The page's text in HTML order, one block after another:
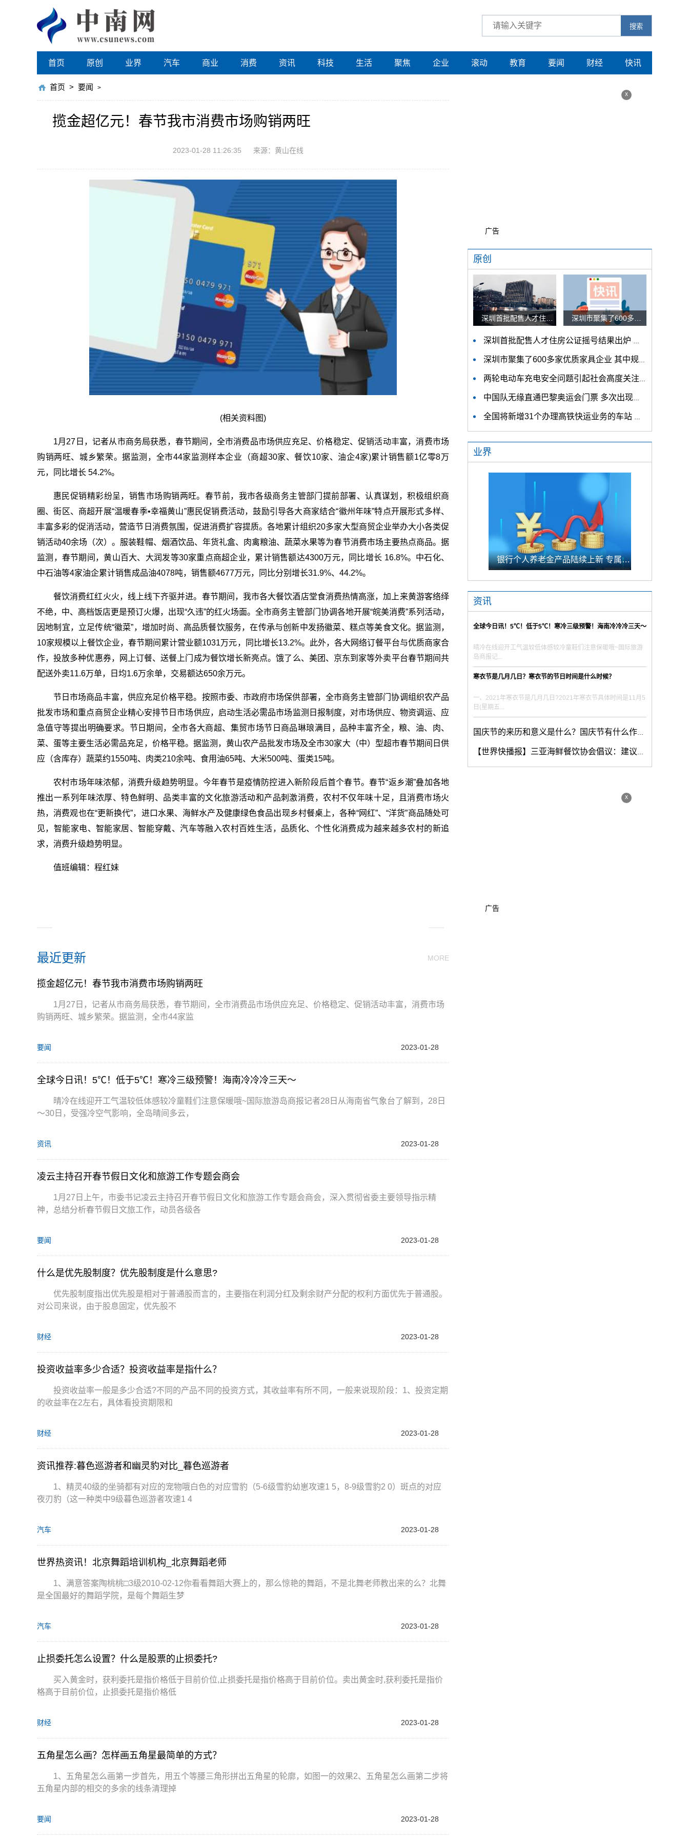
搜索
首页 原创 业界 汽车 商业 消费 资讯 科技 生活 聚焦 企业 滚动 教育 要闻 财经 快讯
首页 > 要闻 >
揽金超亿元！春节我市消费市场购销两旺
2023-01-28 11:26:35 来源：黄山在线
(相关资料图)
1月27日，记者从市商务局获悉，春节期间，全市消费品市场供应充足、价格稳定、促销活动丰富，消费市场
购销两旺、城乡繁荣。据监测，全市44家监测样本企业（商超30家、餐饮10家、油企4家)累计销售额1亿零8万
元，同比增长 54.2%。
惠民促销精彩纷呈，销售市场购销两旺。春节前，我市各级商务主管部门提前部署、认真谋划，积极组织商
圈、街区、商超开展“温暖春季•幸福黄山”惠民促销费活动，鼓励引导各大商家结合“徽州年味”特点开展形式多样、
丰富多彩的促消活动，营造节日消费氛围，促进消费扩容提质。各地累计组织20多家大型商贸企业举办大小各类促
销活动40余场（次）。服装鞋帽、烟酒饮品、年货礼盒、肉禽粮油、蔬菜水果等为春节消费市场主要热点商品。据
监测，春节期间，黄山百大、大润发等30家重点商超企业，累计销售额达4300万元，同比增长 16.8%。中石化、
中石油等4家油企累计销售成品油4078吨，销售额4677万元，同比分别增长31.9%、44.2%。
餐饮消费红红火火，线上线下齐驱并进。春节期间，我市各大餐饮酒店堂食消费热情高涨，加上来黄游客络绎
不绝，中、高档饭店更是预订火爆，出现“久违”的红火场面。全市商务主管部门协调各地开展“皖美消费”系列活动，
因地制宜，立足传统“徽菜”，增加时尚、高品质餐饮服务，在传承与创新中发扬徽菜、糕点等美食文化。据监测，
10家规模以上餐饮企业，春节期间累计营业额1031万元，同比增长13.2%。此外，各大网络订餐平台与优质商家合
作，投放多种优惠券，网上订餐、送餐上门成为餐饮增长新亮点。饿了么、美团、京东到家等外卖平台春节期间共
配送外卖11.6万单，日均1.6万余单，交易额达650余万元。
节日市场商品丰富，供应充足价格平稳。按照市委、市政府市场保供部署，全市商务主管部门协调组织农产品
批发市场和重点商贸企业精心安排节日市场供应，启动生活必需品市场监测日报制度，对市场供应、物资调运、应
急值守等提出明确要求。节日期间，全市各大商超、集贸市场节日商品琳琅满目，品种丰富齐全，粮、油、肉、
菜、蛋等主要生活必需品充足，价格平稳。据监测，黄山农产品批发市场及全市30家大（中）型超市春节期间日供
应（含库存）蔬菜约1550吨、肉类210余吨、食用油65吨、大米500吨、蛋类15吨。
农村市场年味浓郁，消费升级趋势明显。今年春节是疫情防控进入新阶段后首个春节。春节“返乡潮”叠加各地
推出一系列年味浓厚、特色鲜明、品类丰富的文化旅游活动和产品刺激消费，农村不仅年味十足，且消费市场火
热，消费观也在“更新换代”，进口水果、海鲜水产及健康绿色食品出现乡村餐桌上，各种“网红”、“洋货”商品随处可
见，智能家电、智能家居、智能穿戴、汽车等融入农村百姓生活，品质化、个性化消费成为越来越多农村的新追
求，消费升级趋势明显。
值班编辑：程红妹
最近更新 MORE
揽金超亿元！春节我市消费市场购销两旺
1月27日，记者从市商务局获悉，春节期间，全市消费品市场供应充足、价格稳定、促销活动丰富，消费市场
购销两旺、城乡繁荣。据监测，全市44家监
要闻 2023-01-28
全球今日讯！5℃！低于5℃！寒冷三级预警！海南冷冷冷三天～
晴冷在线迎开工气温较低体感较冷童鞋们注意保暖哦~国际旅游岛商报记者28日从海南省气象台了解到，28日
～30日，受强冷空气影响，全岛晴间多云，
资讯 2023-01-28
凌云主持召开春节假日文化和旅游工作专题会商会
1月27日上午，市委书记凌云主持召开春节假日文化和旅游工作专题会商会，深入贯彻省委主要领导指示精
神，总结分析春节假日文旅工作，动员各级各
要闻 2023-01-28
什么是优先股制度？优先股制度是什么意思?
优先股制度指出优先股是相对于普通股而言的，主要指在利润分红及剩余财产分配的权利方面优先于普通股。
对公司来说，由于股息固定，优先股不
财经 2023-01-28
投资收益率多少合适？投资收益率是指什么？
投资收益率一般是多少合适?不同的产品不同的投资方式，其收益率有所不同，一般来说现阶段：1、投资定期
的收益率在2左右，具体看投资期限和
财经 2023-01-28
资讯推荐:暮色巡游者和幽灵豹对比_暮色巡游者
1、精灵40级的坐骑都有对应的宠物哦白色的对应雪豹（5-6级雪豹幼崽攻速1 5，8-9级雪豹2 0）斑点的对应
夜刃豹（这一种类中9级暮色巡游者攻速1 4
汽车 2023-01-28
世界热资讯！北京舞蹈培训机构_北京舞蹈老师
1、满意答案陶桃桃□3级2010-02-12你看看舞蹈大赛上的，那么惊艳的舞蹈，不是北舞老师教出来的么？北舞
是全国最好的舞蹈学院，是每个舞蹈生梦
汽车 2023-01-28
止损委托怎么设置？什么是股票的止损委托?
买入黄金时，获利委托是指价格低于目前价位,止损委托是指价格高于目前价位。卖出黄金时,获利委托是指价
格高于目前价位，止损委托是指价格低
财经 2023-01-28
五角星怎么画？怎样画五角星最简单的方式？
1、五角星怎么画第一步首先，用五个等腰三角形拼出五角星的轮廓，如图一的效果2、五角星怎么画第二步将
五角星内部的相交的多余的线条清理掉
要闻 2023-01-28
x
广告
原创
深圳首批配售人才住房公证摇号结果出炉 认购家庭将于12月9日起选房
深圳市聚集了600多家优质家具企业 其中规模以上企业占比90%
两轮电动车充电安全问题引起社会高度关注 多措并举强化充电安全监管
中国队无缘直通巴黎奥运会门票 多次出现失误平衡木唐茜靖、罗蕊掉木
全国将新增31个办理高铁快运业务的车站 高铁快运车站将达280个
业界
银行个人养老金产品陆续上新 专属储蓄期限偏1年至5年的中长期
资讯
全球今日讯！5℃！低于5℃！寒冷三级预警！海南冷冷冷三天～
晴冷在线迎开工气温较低体感较冷童鞋们注意保暖哦~国际旅游
岛商报记...
寒衣节是几月几日？寒衣节的节日时间是什么时候？
一、2021年寒衣节是几月几日?2021年寒衣节具体时间是11月5
日(星期五...
国庆节的来历和意义是什么？国庆节有什么作用?
【世界快播报】三亚海鲜餐饮协会倡议：建议各类珍稀海产品加价率50％以内
x
广告